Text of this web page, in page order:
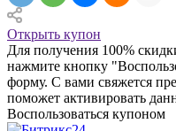
Открыть купон
Для получения 100%
нажмите кнопку
форму. С вами свяжется
поможет активировать
Воспользоваться купоном